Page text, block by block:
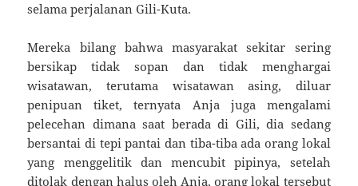
selama perjalanan Gili-Kuta.
Mereka bilang bahwa masyarakat sekitar sering
bersikap tidak sopan dan tidak menghargai
wisatawan, terutama wisatawan asing, diluar
penipuan tiket, ternyata Anja juga mengalami
pelecehan dimana saat berada di Gili, dia sedang
bersantai di tepi pantai dan tiba-tiba ada orang lokal
yang menggelitik dan mencubit pipinya, setelah
ditolak dengan halus oleh Anja, orang lokal tersebut